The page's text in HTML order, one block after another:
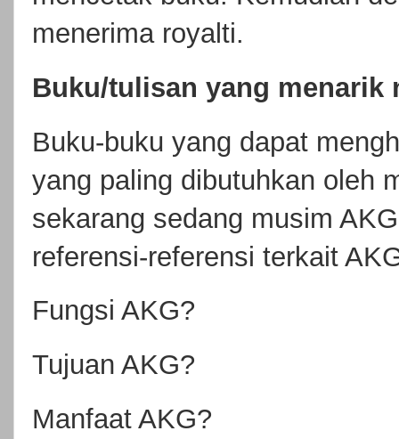
menerima royalti.
Buku/tulisan yang menarik
Buku-buku yang dapat
yang paling dibutuhkan oleh
sekarang sedang musim
referensi-referensi terkait
Fungsi AKG?
Tujuan AKG?
Manfaat AKG?